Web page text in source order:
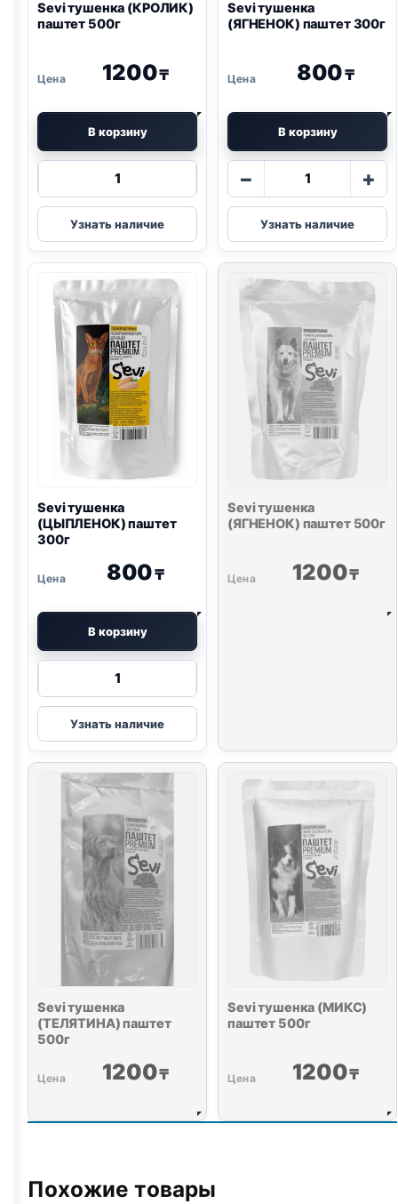
Sevi тушенка (КРОЛИК)
паштет 500г
1200₸
В корзину
Количество
Sevi
тушенка
(КРОЛИК)
500г
Узнать наличие
Sevi тушенка
(ЯГНЕНОК) паштет 300г
800₸
В корзину
−
Количество
Sevi
тушенка
(ЯГНЕНОК)
300г
+
Узнать наличие
Sevi тушенка
(ЦЫПЛЕНОК) паштет
300г
800₸
В корзину
Количество
Sevi
тушенка
(ЦЫПЛЕНОК)
паштет
300г
Узнать наличие
Sevi тушенка
(ЯГНЕНОК) паштет 500г
1200₸
Sevi тушенка
(ТЕЛЯТИНА) паштет
500г
1200₸
Sevi тушенка (МИКС)
паштет 500г
1200₸
Похожие товары